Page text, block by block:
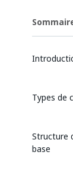
Types de
Structure
base